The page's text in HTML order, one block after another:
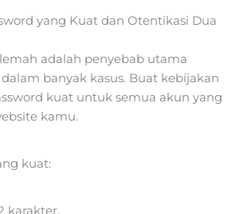
yang Kuat dan Otentikasi Dua
adalah penyebab utama
banyak kasus. Buat kebijakan
kuat untuk semua akun yang
kamu.
kuat:
karakter.